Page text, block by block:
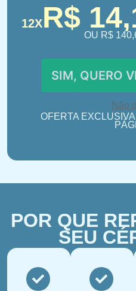
12XR$
OU R$
SIM, QUERO
Não
OFERTA
POR QUE
SEU